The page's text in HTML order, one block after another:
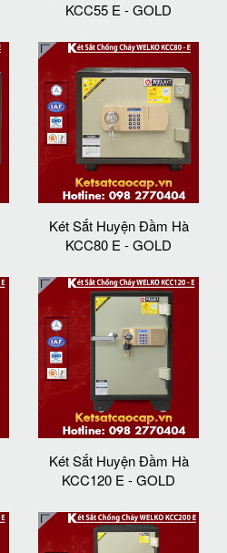
KCC55 E - GOLD
Két Sắt Huyện Đầm Hà
KCC80 E - GOLD
Két Sắt Huyện Đầm Hà
KCC120 E - GOLD